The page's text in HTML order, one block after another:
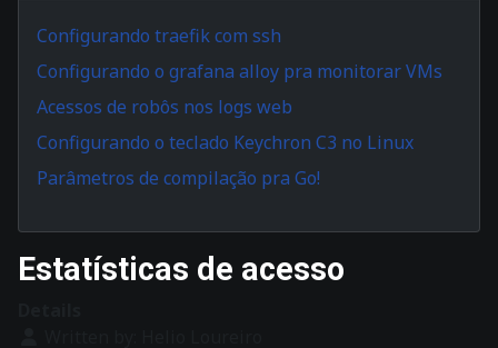
Configurando traefik com ssh
Configurando o grafana alloy pra monitorar VMs
Acessos de robôs nos logs web
Configurando o teclado Keychron C3 no Linux
Parâmetros de compilação pra Go!
Estatísticas de acesso